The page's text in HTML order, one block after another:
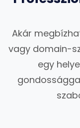
Akár
vagy domain-
egy